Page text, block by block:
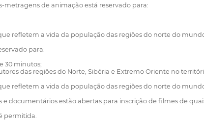
de animação está reservado para:
refletem a vida da população das regiões do norte do
para:
30 minutos;
das regiões do Norte, Sibéria e Extremo Oriente no
refletem a vida da população das regiões do norte do
documentários estão abertas para inscrição de filmes de
permitida.